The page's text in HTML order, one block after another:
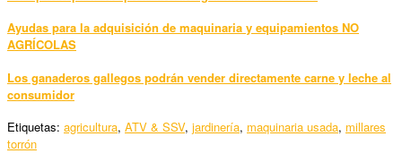
Ayudas para la adquisición de maquinaria y equipamientos NO
AGRÍCOLAS
Los ganaderos gallegos podrán vender directamente carne y leche al
consumidor
Etiquetas: agricultura, ATV & SSV, jardinería, maquinaria usada, millares
torrón